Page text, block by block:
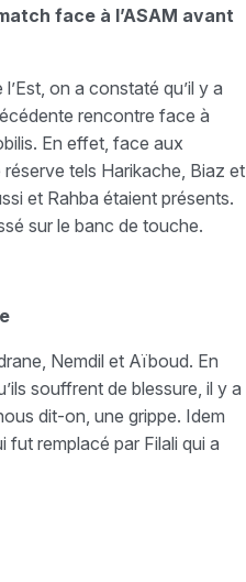
face à l’ASAM avant
on a constaté qu’il y a
rencontre face à
En effet, face aux
tels Harikache, Biaz et
et Rahba étaient présents.
sur le banc de touche.
Nemdil et Aïboud. En
souffrent de blessure, il y a
dit-on, une grippe. Idem
remplacé par Filali qui a